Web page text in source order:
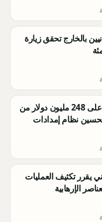
بالخارج تحقق زيارة
باكستان تحصل على 248 مليون دولار من
نظام إمدادات
يقرر تكثيف العمليات
الإرهابية